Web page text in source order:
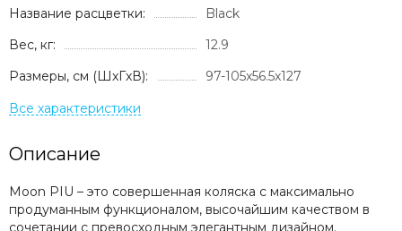
Название расцветки:
Black
Вес, кг:
12.9
Размеры, см (ШxГxВ):
97-105x56.5x127
Описание
Moon PIU – это совершенная коляска с максимально
продуманным функционалом, высочайшим качеством в
сочетании с превосходным элегантным дизайном.